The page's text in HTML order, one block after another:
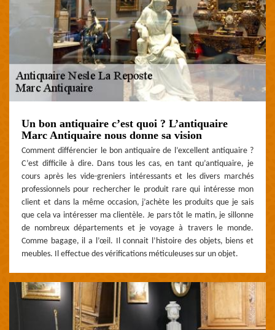
Un bon antiquaire c’est quoi ? L’antiquaire
Marc Antiquaire nous donne sa vision
Comment différencier le bon antiquaire de l’excellent antiquaire ?
C’est difficile à dire. Dans tous les cas, en tant qu’antiquaire, je
cours après les vide-greniers intéressants et les divers marchés
professionnels pour rechercher le produit rare qui intéresse mon
client et dans la même occasion, j’achète les produits que je sais
que cela va intéresser ma clientèle. Je pars tôt le matin, je sillonne
de nombreux départements et je voyage à travers le monde.
Comme bagage, il a l’œil. Il connait l’histoire des objets, biens et
meubles. Il effectue des vérifications méticuleuses sur un objet.